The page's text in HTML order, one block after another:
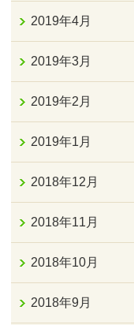
2019年4月
2019年3月
2019年2月
2019年1月
2018年12月
2018年11月
2018年10月
2018年9月